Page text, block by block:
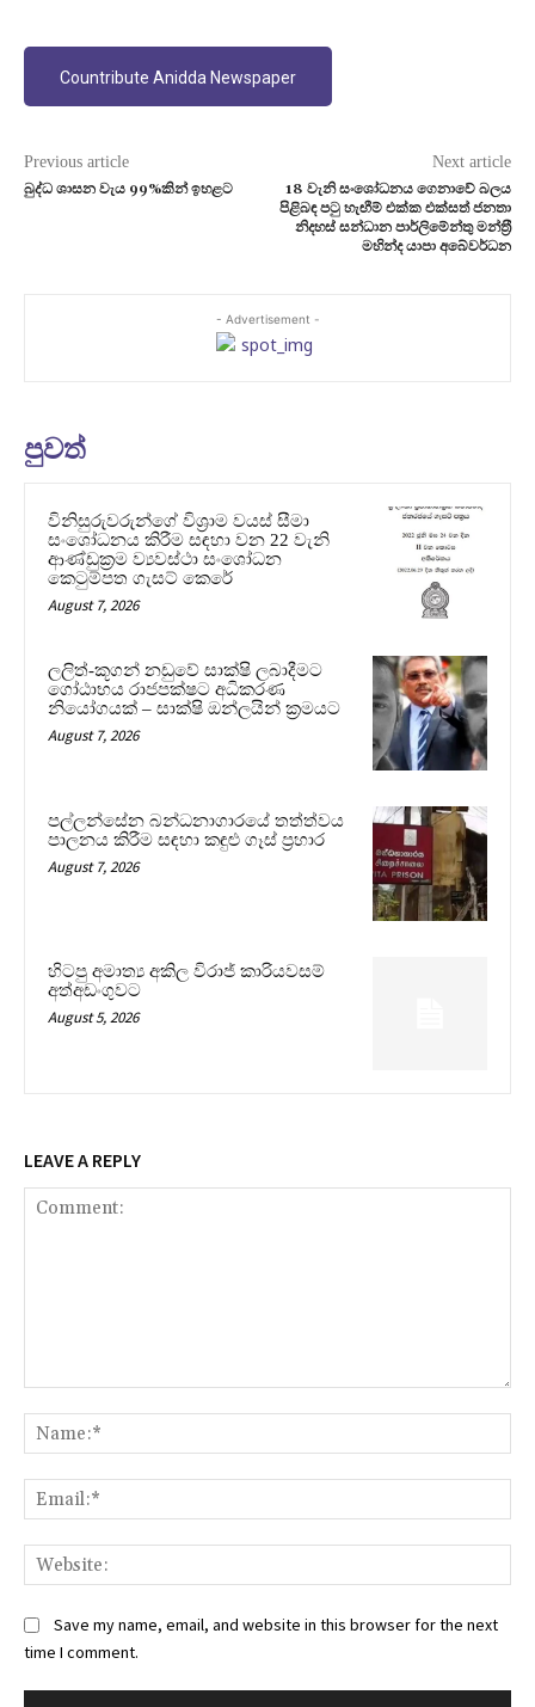
Countribute Anidda Newspaper
Previous article
බුද්ධ ශාසන වැය 99%කින් ඉහළට
Next article
18 වැනි සංශෝධනය ගෙනාවේ බලය
පිළිබඳ පටු හැඟීම් එක්ක එක්සත් ජනතා
නිදහස් සන්ධාන පාර්ලිමේන්තු මන්ත‍්‍රී
මහින්ද යාපා අබේවර්ධන
- Advertisement -
පුවත්
විනිසුරුවරුන්ගේ විශ්‍රාම වයස් සීමා
සංශෝධනය කිරීම සඳහා වන 22 වැනි
ආණ්ඩුක්‍රම ව්‍යවස්ථා සංශෝධන
කෙටුම්පත ගැසට් කෙරේ
August 7, 2026
ලලිත්-කූගන් නඩුවේ සාක්ෂි ලබාදීමට
ගෝඨාභය රාජපක්ෂට අධිකරණ
නියෝගයක් – සාක්ෂි ඔන්ලයින් ක්‍රමයට
August 7, 2026
පල්ලන්සේන බන්ධනාගාරයේ තත්ත්වය
පාලනය කිරීම සඳහා කඳුළු ගෑස් ප්‍රහාර
August 7, 2026
හිටපු අමාත්‍ය අකිල විරාජ් කාරියවසම්
අත්අඩංගුවට
August 5, 2026
LEAVE A REPLY
Save my name, email, and website in this browser for the next
time I comment.